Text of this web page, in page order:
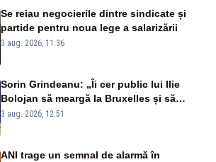
Se reiau negocierile dintre sindicate și
partide pentru noua lege a salarizării
3 aug. 2026, 11:36
Sorin Grindeanu: „Îi cer public lui Ilie
Bolojan să meargă la Bruxelles și să
amâne închiderea termocentralelor” –
3 aug. 2026, 12:51
ANI trage un semnal de alarmă în